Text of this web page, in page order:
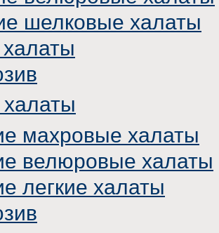
шелковые халаты
махровые халаты
велюровые халаты
легкие халаты